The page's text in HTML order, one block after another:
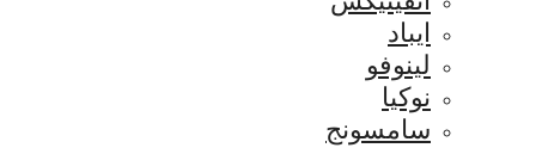
ايباد
لينوفو
نوكيا
سامسونج